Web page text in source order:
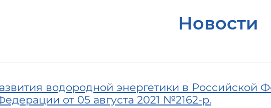
Новости
водородной энергетики в Российской
от 05 августа 2021 №2162-р.